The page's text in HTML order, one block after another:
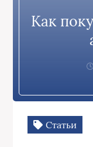
Как
Статьи